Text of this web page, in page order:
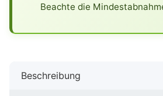
Beachte die
Beschreibung